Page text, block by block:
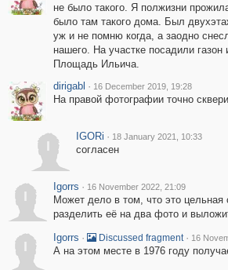
не было такого. Я полжизни
было там такого дома. Был
уж и не помню когда, а заодно
нашего. На участке посадили
Площадь Ильича.
dirigabl · 16 December 2019, 19:28
На правой фотографии точно
I
IGORi · 18 January 2021, 10:33
согласен
I
Igorrs · 16 November 2022, 21:09
Может дело в том, что это
разделить её на два фото и
I
Igorrs · Discussed fragment · 16
А на этом месте в 1976 году